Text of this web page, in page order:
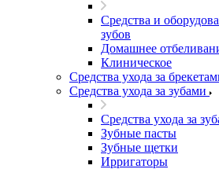
Средства и
зубов
Домашнее
Клиническое
Средства ухода за
Средства ухода за зубами
Средства ухода за
Зубные пасты
Зубные щетки
Ирригаторы